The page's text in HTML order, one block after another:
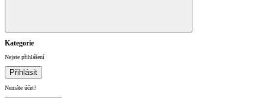
Kategorie
Nejste přihlášení
Přihlásit
Nemáte účet?